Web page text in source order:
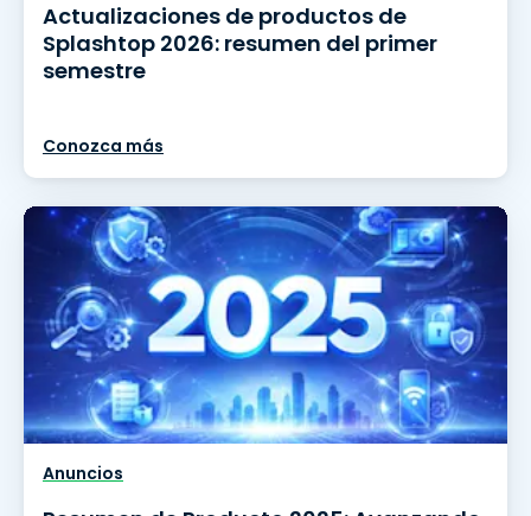
Actualizaciones de productos de
Splashtop 2026: resumen del primer
semestre
Conozca más
Anuncios